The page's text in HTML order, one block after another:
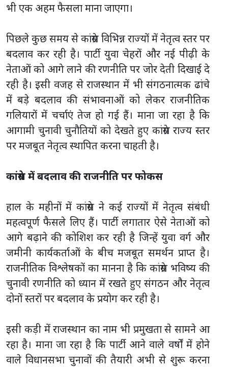
भी एक अहम फैसला माना जाएगा।
पिछले कुछ समय से कांग्रेस विभिन्न राज्यों में नेतृत्व स्तर पर
बदलाव कर रही है। पार्टी युवा चेहरों और नई पीढ़ी के
नेताओं को आगे लाने की रणनीति पर जोर देती दिखाई दे
रही है। इसी वजह से राजस्थान में भी संगठनात्मक ढांचे
में बड़े बदलाव की संभावनाओं को लेकर राजनीतिक
गलियारों में चर्चाएं तेज हो गई हैं। माना जा रहा है कि
आगामी चुनावी चुनौतियों को देखते हुए कांग्रेस राज्य स्तर
पर मजबूत नेतृत्व स्थापित करना चाहती है।
कांग्रेस में बदलाव की राजनीति पर फोकस
हाल के महीनों में कांग्रेस ने कई राज्यों में नेतृत्व संबंधी
महत्वपूर्ण फैसले लिए हैं। पार्टी लगातार ऐसे नेताओं को
आगे बढ़ाने की कोशिश कर रही है जिन्हें युवा वर्ग और
जमीनी कार्यकर्ताओं के बीच मजबूत समर्थन प्राप्त है।
राजनीतिक विश्लेषकों का मानना है कि कांग्रेस भविष्य की
चुनावी रणनीति को ध्यान में रखते हुए संगठन और नेतृत्व
दोनों स्तरों पर बदलाव के प्रयोग कर रही है।
इसी कड़ी में राजस्थान का नाम भी प्रमुखता से सामने आ
रहा है। माना जा रहा है कि पार्टी आने वाले वर्षों में होने
वाले विधानसभा चुनावों की तैयारी अभी से शुरू करना